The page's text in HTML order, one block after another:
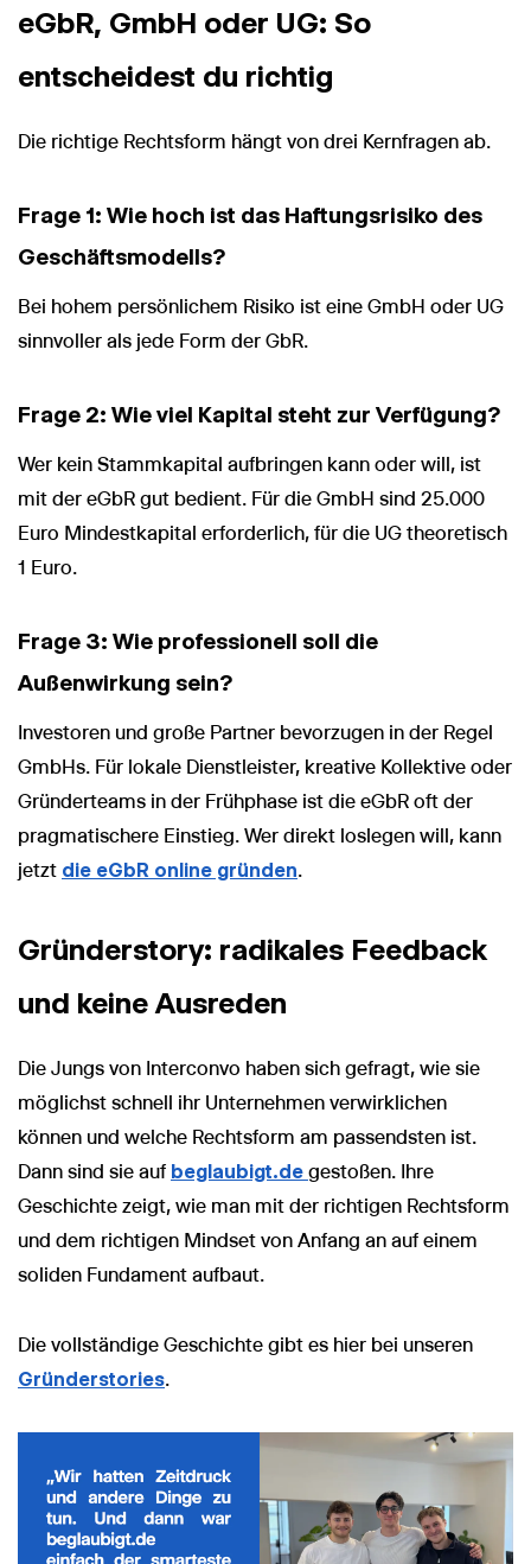
eGbR, GmbH oder UG: So
entscheidest du richtig
Die richtige Rechtsform hängt von drei Kernfragen ab.
Frage 1: Wie hoch ist das Haftungsrisiko des
Geschäftsmodells?
Bei hohem persönlichem Risiko ist eine GmbH oder UG
sinnvoller als jede Form der GbR.
Frage 2: Wie viel Kapital steht zur Verfügung?
Wer kein Stammkapital aufbringen kann oder will, ist
mit der eGbR gut bedient. Für die GmbH sind 25.000
Euro Mindestkapital erforderlich, für die UG theoretisch
1 Euro.
Frage 3: Wie professionell soll die
Außenwirkung sein?
Investoren und große Partner bevorzugen in der Regel
GmbHs. Für lokale Dienstleister, kreative Kollektive oder
Gründerteams in der Frühphase ist die eGbR oft der
pragmatischere Einstieg. Wer direkt loslegen will, kann
jetzt die eGbR online gründen.
Gründerstory: radikales Feedback
und keine Ausreden
Die Jungs von Interconvo haben sich gefragt, wie sie
möglichst schnell ihr Unternehmen verwirklichen
können und welche Rechtsform am passendsten ist.
Dann sind sie auf beglaubigt.de gestoßen. Ihre
Geschichte zeigt, wie man mit der richtigen Rechtsform
und dem richtigen Mindset von Anfang an auf einem
soliden Fundament aufbaut.
Die vollständige Geschichte gibt es hier bei unseren
Gründerstories.